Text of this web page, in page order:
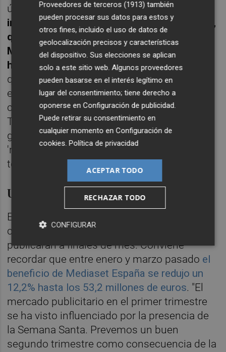
últimos tiempos- y eldemoledor reciente
informe de los analistas de Morgan Stanley,
que recortaron el precio objetivo de
Mediaset España desde los 10,9 euros
hasta los 6,3 euros. El motivo no fue otro
que la creciente competencia a la que se
enfrenta actualmente el sector, tanto de los
canales de pago como a través de internet.
Tal motivo ha llevado a los expertos del
gigante bancario americano a rebajar a
'negativa' su perspectiva sobre las
televisiones europeas.
Un buen segundo trimestre
El mercado espera ahora conocer las
cuentas del primer semestre del año, que se
publicarán a finales de mes. Conviene
recordar que entre enero y marzo pasado el
beneficio de Mediaset España se redujo un
12,2% hasta los 53,2 millones de euros. "El
mercado publicitario en el primer trimestre
se ha visto influenciado por la presencia de
la Semana Santa. Prevemos un buen
segundo trimestre como consecuencia de la
Proveedores de terceros (1913) también
pueden procesar sus datos para estos y
otros fines, incluido el uso de datos de
geolocalización precisos y características
del dispositivo. Sus elecciones se aplican
solo a este sitio web. Algunos proveedores
pueden basarse en el interés legítimo en
lugar del consentimiento; tiene derecho a
oponerse enConfiguración de publicidad
Puede retirar su consentimiento en
cualquier momento enConfiguración de
cookies .Política de privacidad
ACEPTAR TODO
RECHAZAR TODO
CONFIGURAR